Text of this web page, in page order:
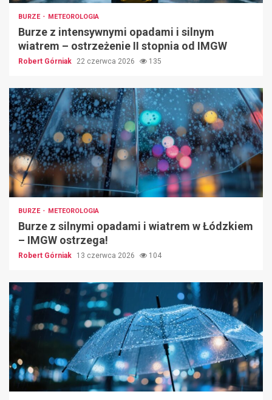
BURZE METEOROLOGIA
Burze z intensywnymi opadami i silnym
wiatrem – ostrzeżenie II stopnia od IMGW
Robert Górniak 22 czerwca 2026 135
BURZE METEOROLOGIA
Burze z silnymi opadami i wiatrem w Łódzkiem
– IMGW ostrzega!
Robert Górniak 13 czerwca 2026 104